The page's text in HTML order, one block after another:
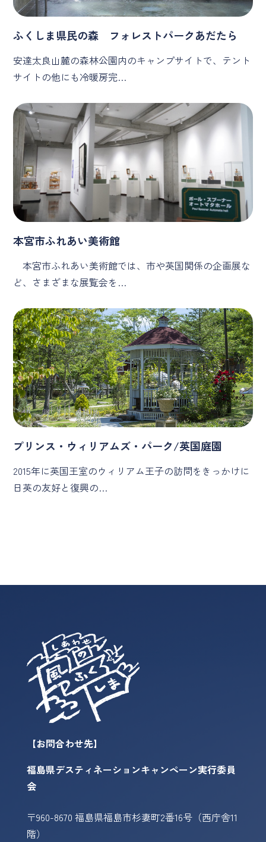
ふくしま県民の森 フォレストパークあだたら
安達太良山麓の森林公園内のキャンプサイトで、テント
サイトの他にも冷暖房完…
本宮市ふれあい美術館
本宮市ふれあい美術館では、市や英国関係の企画展な
ど、さまざまな展覧会を…
プリンス・ウィリアムズ・パーク/英国庭園
2015年に英国王室のウィリアム王子の訪問をきっかけに
日英の友好と復興の…
【お問合わせ先】
福島県デスティネーションキャンペーン実行委員
会
〒960-8670 福島県福島市杉妻町2番16号（西庁舎11
階）